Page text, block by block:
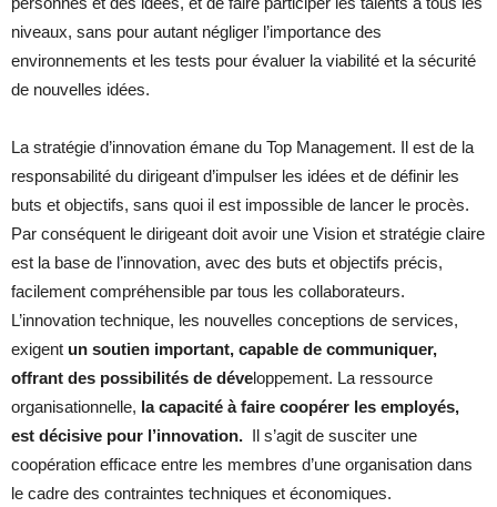
niveaux, sans pour autant négliger l’importance des
environnements et les tests pour évaluer la viabilité et la sécurité
de nouvelles idées.
La stratégie d’innovation émane du Top Management. Il est de la
responsabilité du dirigeant d’impulser les idées et de définir les
buts et objectifs, sans quoi il est impossible de lancer le procès.
Par conséquent le dirigeant doit avoir une Vision et stratégie claire
est la base de l’innovation, avec des buts et objectifs précis,
facilement compréhensible par tous les collaborateurs.
L’innovation technique, les nouvelles conceptions de services,
exigent un soutien important, capable de communiquer,
offrant des possibilités de développement. La ressource
organisationnelle, la capacité à faire coopérer les employés,
est décisive pour l’innovation. Il s’agit de susciter une
coopération efficace entre les membres d’une organisation dans
le cadre des contraintes techniques et économiques.